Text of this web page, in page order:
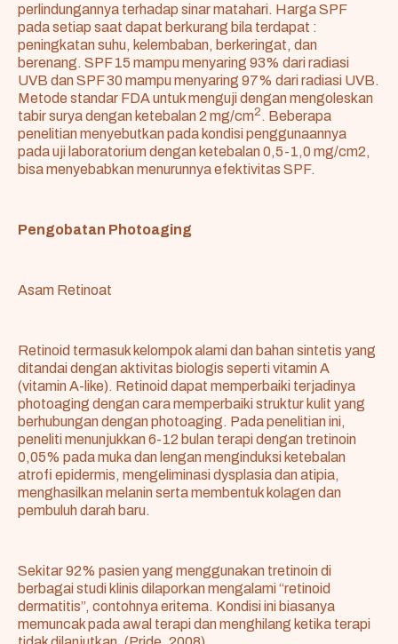
perlindungannya terhadap sinar matahari. Harga SPF
pada setiap saat dapat berkurang bila terdapat :
peningkatan suhu, kelembaban, berkeringat, dan
berenang. SPF 15 mampu menyaring 93% dari radiasi
UVB dan SPF 30 mampu menyaring 97% dari radiasi UVB.
Metode standar FDA untuk menguji dengan mengoleskan
tabir surya dengan ketebalan 2 mg/cm2 . Beberapa
penelitian menyebutkan pada kondisi penggunaannya
pada uji laboratorium dengan ketebalan 0,5-1,0 mg/cm2,
bisa menyebabkan menurunnya efektivitas SPF.
Pengobatan Photoaging
Asam Retinoat
Retinoid termasuk kelompok alami dan bahan sintetis yang
ditandai dengan aktivitas biologis seperti vitamin A
(vitamin A-like). Retinoid dapat memperbaiki terjadinya
photoaging dengan cara memperbaiki struktur kulit yang
berhubungan dengan photoaging. Pada penelitian ini,
peneliti menunjukkan 6-12 bulan terapi dengan tretinoin
0,05% pada muka dan lengan menginduksi ketebalan
atrofi epidermis, mengeliminasi dysplasia dan atipia,
menghasilkan melanin serta membentuk kolagen dan
pembuluh darah baru.
Sekitar 92% pasien yang menggunakan tretinoin di
berbagai studi klinis dilaporkan mengalami “retinoid
dermatitis”, contohnya eritema. Kondisi ini biasanya
memuncak pada awal terapi dan menghilang ketika terapi